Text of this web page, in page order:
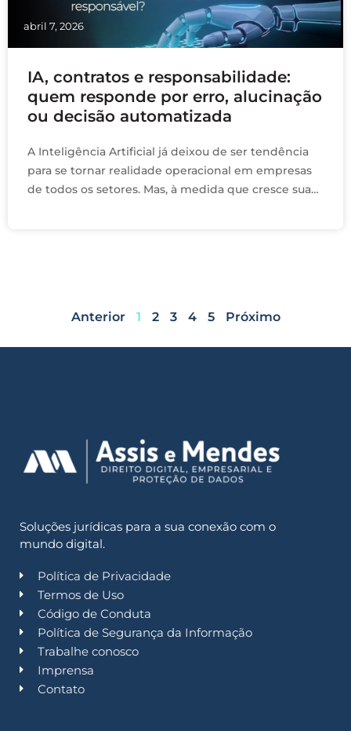
abril 7, 2026
IA, contratos e responsabilidade:
quem responde por erro, alucinação
ou decisão automatizada
A Inteligência Artificial já deixou de ser tendência
para se tornar realidade operacional em empresas
de todos os setores. Mas, à medida que cresce sua
Anterior 1 2 3 4 5 Próximo
Soluções jurídicas para a sua conexão com o
mundo digital.
Política de Privacidade
Termos de Uso
Código de Conduta
Política de Segurança da Informação
Trabalhe conosco
Imprensa
Contato